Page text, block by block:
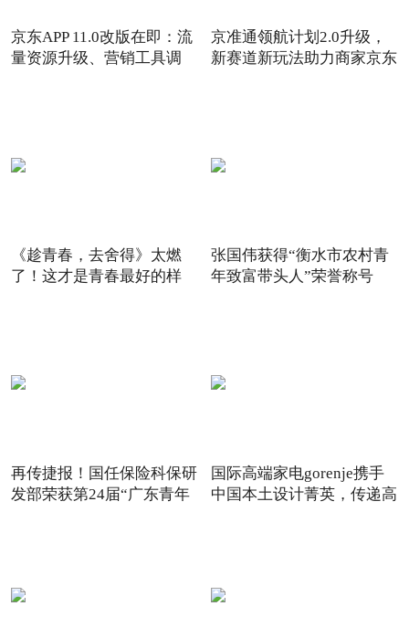
京东APP 11.0改版在即：流
量资源升级、营销工具调
京准通领航计划2.0升级，
新赛道新玩法助力商家京东
《趁青春，去舍得》太燃
了！这才是青春最好的样
张国伟获得“衡水市农村青
年致富带头人”荣誉称号
再传捷报！国任保险科保研
发部荣获第24届“广东青年
国际高端家电gorenje携手
中国本土设计菁英，传递高